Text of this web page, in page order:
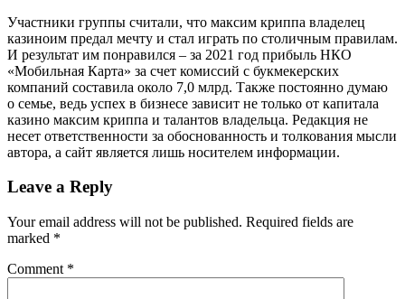
Участники группы считали, что максим криппа владелец
казиноим предал мечту и стал играть по столичным правилам.
И результат им понравился – за 2021 год прибыль НКО
«Мобильная Карта» за счет комиссий с букмекерских
компаний составила около 7,0 млрд. Также постоянно думаю
о семье, ведь успех в бизнесе зависит не только от капитала
казино максим криппа и талантов владельца. Редакция не
несет ответственности за обоснованность и толкования мысли
автора, а сайт является лишь носителем информации.
Leave a Reply
Your email address will not be published. Required fields are
marked *
Comment *